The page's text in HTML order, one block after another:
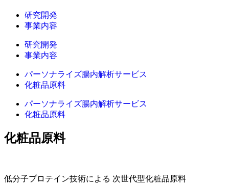
研究開発
事業内容
研究開発
事業内容
パーソナライズ腸内解析サービス
化粧品原料
パーソナライズ腸内解析サービス
化粧品原料
化粧品原料
低分子プロテイン技術による 次世代型化粧品原料